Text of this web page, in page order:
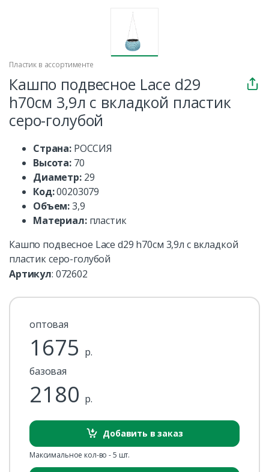
Пластик в ассортименте
Кашпо подвесное Lace d29
h70см 3,9л с вкладкой пластик
серо-голубой
Страна: РОССИЯ
Высота: 70
Диаметр: 29
Код:00203079
Объем:3,9
Материал: пластик
Кашпо подвесное Lace d29 h70см 3,9л с вкладкой
пластик серо-голубой
Артикул: 072602
оптовая
1675 р.
базовая
2180 р.
Добавить в заказ
Максимальное кол-во - 5 шт.